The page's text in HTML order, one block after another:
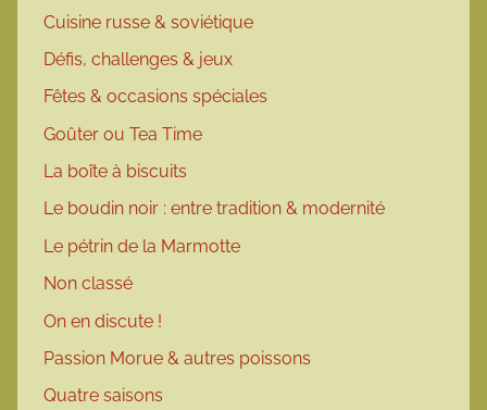
Cuisine russe & soviétique
Défis, challenges & jeux
Fêtes & occasions spéciales
Goûter ou Tea Time
La boîte à biscuits
Le boudin noir : entre tradition & modernité
Le pétrin de la Marmotte
Non classé
On en discute !
Passion Morue & autres poissons
Quatre saisons